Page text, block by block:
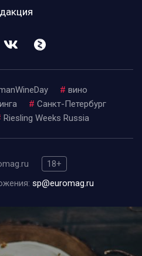
# вино
# Санкт-Петербург
Riesling Weeks Russia
18+
sp@euromag.ru